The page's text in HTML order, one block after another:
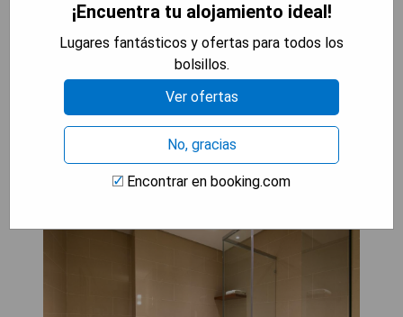
- Cercanía a centros comerciales.
VER EL MEJOR PRECIO
Olive Tree Hotel Penang (Bayan
¡Encuentra tu alojamiento ideal!
Lugares fantásticos y ofertas para todos los
bolsillos.
Ver ofertas
No, gracias
Encontrar en booking.com